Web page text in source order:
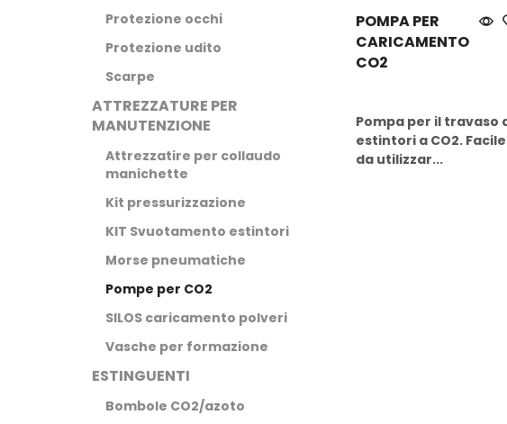
POMPA PER
CARICAMENTO
CO2
Buy Now
Pompa per il travaso
estintori a CO2. Facile
da utilizzar...
Protezione occhi
Protezione udito
Scarpe
ATTREZZATURE PER
MANUTENZIONE
Attrezzatire per collaudo
manichette
Kit pressurizzazione
KIT Svuotamento estintori
Morse pneumatiche
Pompe per CO2
SILOS caricamento polveri
Vasche per formazione
ESTINGUENTI
Bombole CO2/azoto